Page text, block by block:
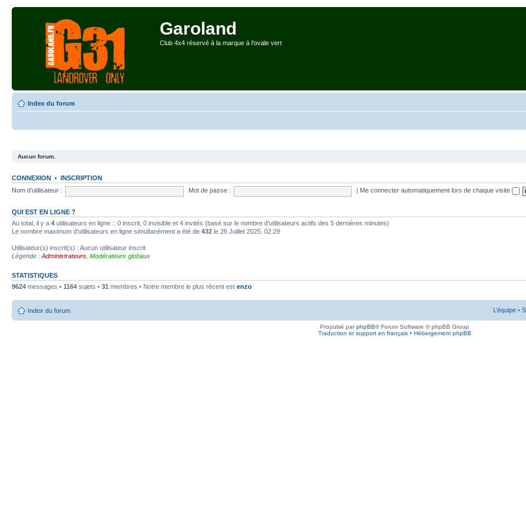
Garoland
Club 4x4 réservé á la marque á l'ovale vert
Index du forum
Aucun forum.
CONNEXION • INSCRIPTION
Nom d’utilisateur :
Mot de passe : Me connecter automatiquement lors de chaque visite
QUI EST EN LIGNE ?
Au total, il y a 4 utilisateurs en ligne :: 0 inscrit, 0 invisible et 4 invités (basé sur le nombre d’utilisateurs actifs des 5 dernières minutes)
Le nombre maximum d’utilisateurs en ligne simultanément a été de 432 le 26 Juillet 2025, 02:29
Utilisateur(s) inscrit(s) : Aucun utilisateur inscrit
Légende : Administrateurs Modérateurs globaux
STATISTIQUES
9624 messages • 1164 sujets • 31 membres • Notre membre le plus récent est enzo
Index du forum L’équipe •
Propulsé parphpBB® Forum Software © phpBB Group
Traduction et support en français• Hébergement phpBB